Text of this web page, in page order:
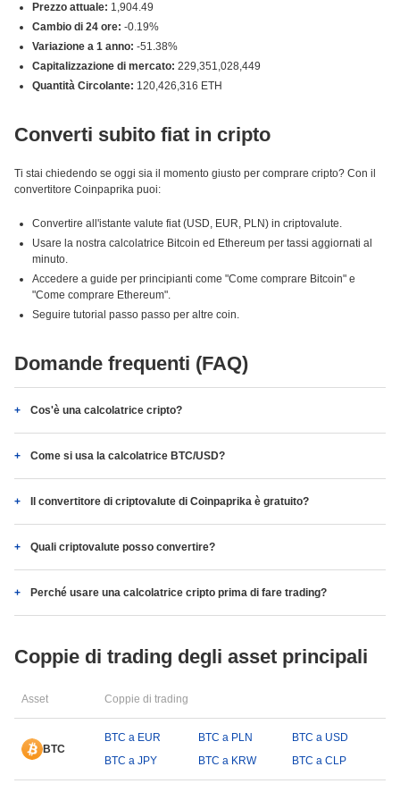
Prezzo attuale: 1,904.49
Cambio di 24 ore: -0.19%
Variazione a 1 anno: -51.38%
Capitalizzazione di mercato: 229,351,028,449
Quantità Circolante: 120,426,316 ETH
Converti subito fiat in cripto
Ti stai chiedendo se oggi sia il momento giusto per comprare cripto? Con il
convertitore Coinpaprika puoi:
Convertire all'istante valute fiat (USD, EUR, PLN) in criptovalute.
Usare la nostra calcolatrice Bitcoin ed Ethereum per tassi aggiornati al
minuto.
Accedere a guide per principianti come "Come comprare Bitcoin" e
"Come comprare Ethereum".
Seguire tutorial passo passo per altre coin.
Domande frequenti (FAQ)
Cos'è una calcolatrice cripto?
Come si usa la calcolatrice BTC/USD?
Il convertitore di criptovalute di Coinpaprika è gratuito?
Quali criptovalute posso convertire?
Perché usare una calcolatrice cripto prima di fare trading?
Coppie di trading degli asset principali
Asset Coppie di trading
BTC
BTC a EUR BTC a PLN
BTC a USD
BTC a JPY
BTC a KRW BTC a CLP